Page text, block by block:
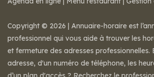
Copyright © 2026 | Annuaire-horaire est
professionnel qui vous aide à trouver les
et fermeture des adresses professionnelles.
adresse, d'un numéro de téléphone, les